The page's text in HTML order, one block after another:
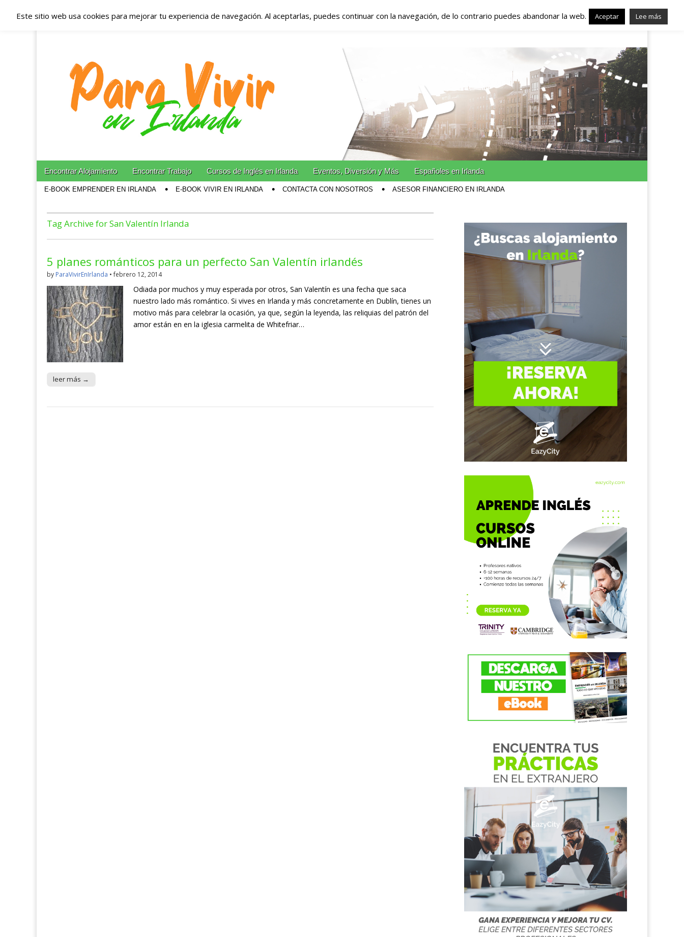
Españoles en Irlanda – Vivir en Irlanda – Trabajo en
Irlanda – Alojamiento en Irlanda
Blog dedicado a los que viven, estudian y trabajan en Irlanda!
Main menu
Skip to content
Encontrar Alojamiento Encontrar Trabajo Cursos de Inglés en Irlanda Eventos, Diversión y Más Españoles en Irlanda
E-BOOK EMPRENDER EN IRLANDA E-BOOK VIVIR EN IRLANDA CONTACTA CON NOSOTROS ASESOR FINANCIERO EN IRLANDA
Tag Archive for San Valentín Irlanda
5 planes románticos para un perfecto San Valentín irlandés
by ParaVivirEnIrlanda •febrero 12, 2014
Odiada por muchos y muy esperada por otros, San Valentín es una fecha que saca
nuestro lado más romántico. Si vives en Irlanda y más concretamente en Dublín, tienes un
motivo más para celebrar la ocasión, ya que, según la leyenda, las reliquias del patrón del
amor están en en la iglesia carmelita de Whitefriar…
leer más →
Este sitio web usa cookies para mejorar tu experiencia de navegación. Al aceptarlas, puedes continuar con la navegación, de lo contrario puedes abandonar la web. Aceptar Lee más